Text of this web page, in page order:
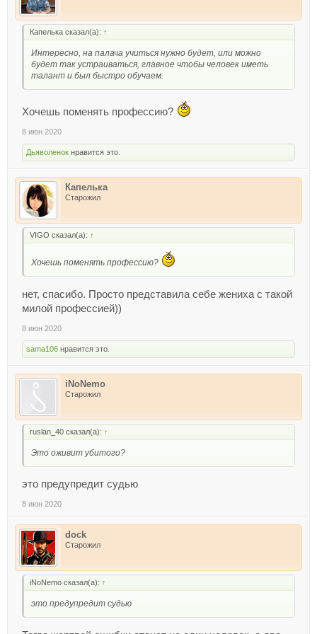
Капелька сказал(а): ↑
Интересно, на палача учиться нужно будет, или можно
будет так устраиваться, главное чтобы человек иметь
талант и был быстро обучаем.
Хочешь поменять профессию?
8 июн 2020
Дьяволенок нравится это.
Капелька
Старожил
VIGO сказал(а): ↑
Хочешь поменять профессию?
нет, спасибо. Просто представила себе жениха с такой
милой профессией))
8 июн 2020
sama106 нравится это.
iNoNemo
Старожил
ruslan_40 сказал(а): ↑
Это оживит убитого?
это предупредит судью
8 июн 2020
dock
Старожил
iNoNemo сказал(а): ↑
это предупредит судью